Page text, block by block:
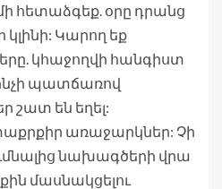
հետաձգեք. օրը դրանց
Կարող եք
կհաջողվի հանգիստ
պատճառով
շատ են եղել:
առաջարկներ: Չի
նախագծերի վրա
մասնակցելու